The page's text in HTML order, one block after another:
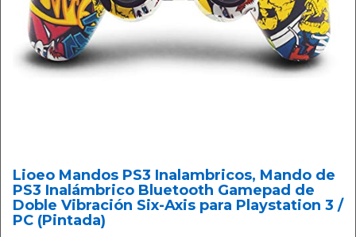
Lioeo Mandos PS3 Inalambricos, Mando de
PS3 Inalámbrico Bluetooth Gamepad de
Doble Vibración Six-Axis para Playstation 3 /
PC (Pintada)